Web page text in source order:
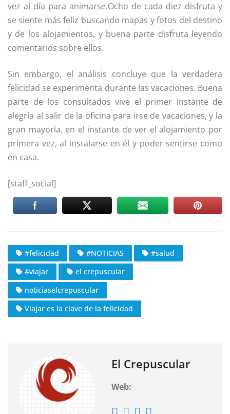
vez al día para animarse.Ocho de cada diez disfruta y
se siente más feliz buscando mapas y fotos del destino
y de los alojamientos, y buena parte disfruta leyendo
comentarios sobre ellos.
Sin embargo, el análisis concluye que la verdadera
felicidad se experimenta durante las vacaciones. Buena
parte de los consultados vive el primer instante de
alegría al salir de la oficina para irse de vacaciones, y la
gran mayoría, en el instante de ver el alojamiento por
primera vez, al instalarse en él y poder sentirse como
en casa.
[staff_social]
#felicidad #NOTICIAS
#salud
#viajar
el crepuscular
noticiaselcrepuscular
Viajar es la clave de la felicidad
El Crepuscular
Web: